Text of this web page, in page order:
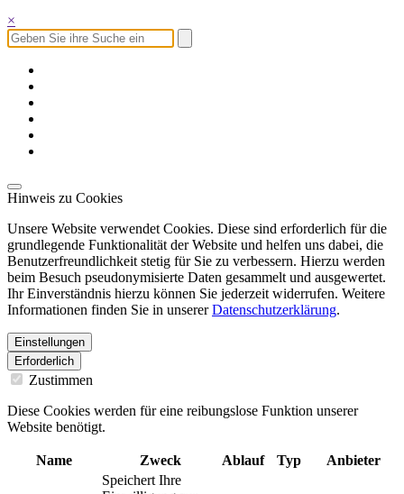
×
Hinweis zu Cookies
Unsere Website verwendet Cookies. Diese sind erforderlich für die
grundlegende Funktionalität der Website und helfen uns dabei, die
Benutzerfreundlichkeit stetig für Sie zu verbessern. Hierzu werden
beim Besuch pseudonymisierte Daten gesammelt und ausgewertet.
Ihr Einverständnis hierzu können Sie jederzeit widerrufen. Weitere
Informationen finden Sie in unsererDatenschutzerklärung.
Einstellungen
Erforderlich
Zustimmen
Diese Cookies werden für eine reibungslose Funktion unserer
Website benötigt.
Name Zweck Ablauf Typ Anbieter
Speichert Ihre